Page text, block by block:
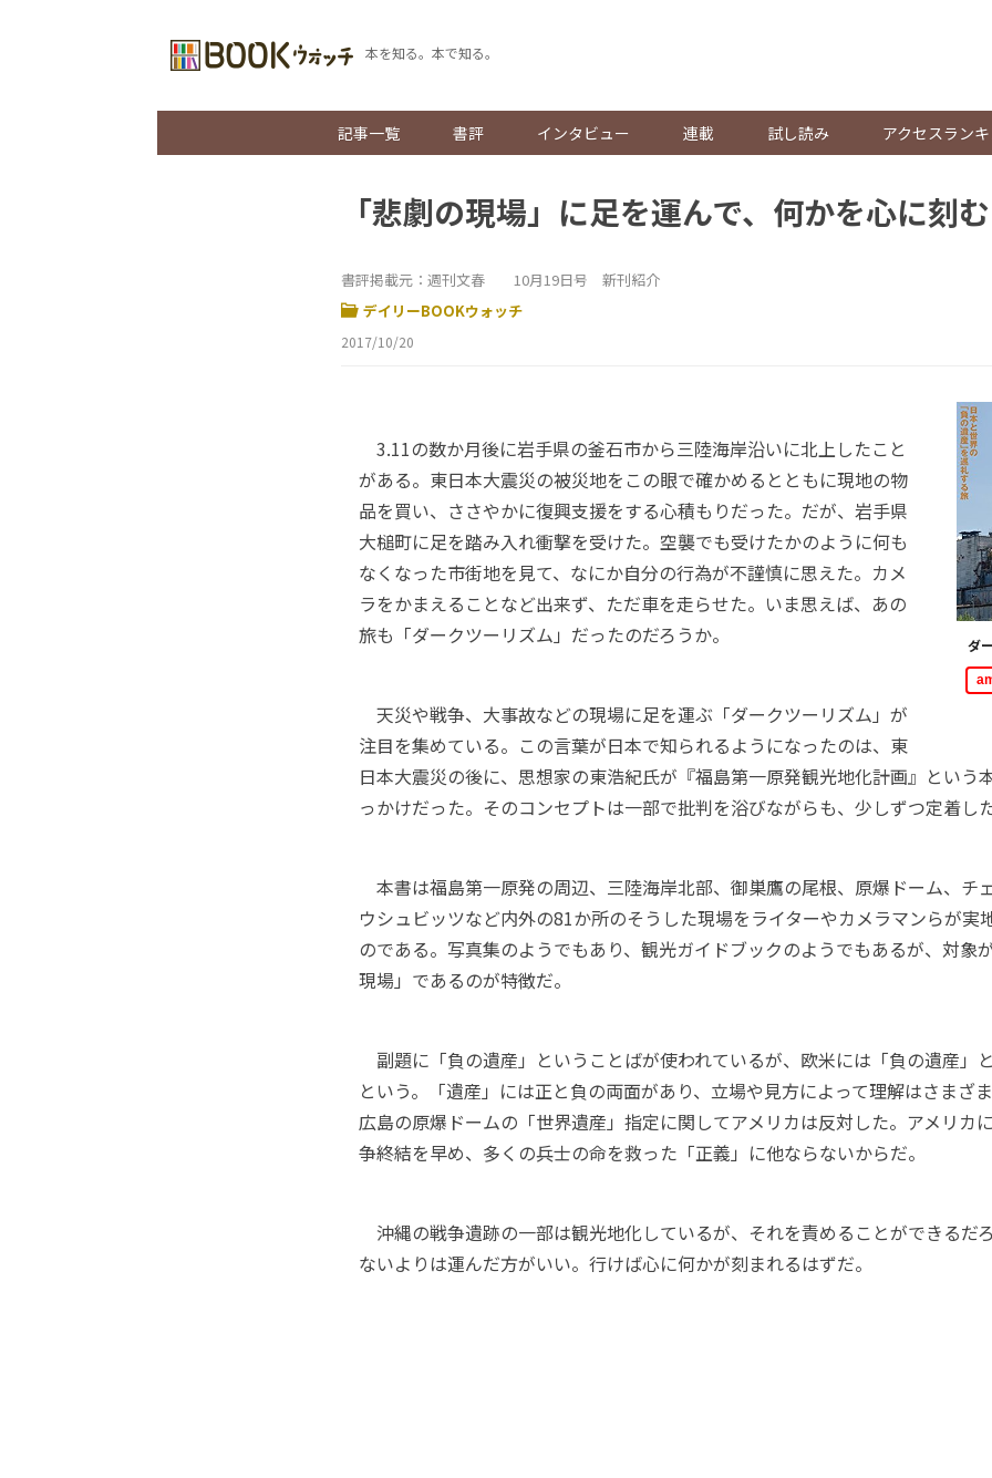
本を知る。本で知る。
記事一覧 書評 インタビュー 連載 試し読み アクセスラン
「悲劇の現場」に足を運んで、何かを心に刻む
書評掲載元：週刊文春 10月19日号 新刊紹介
デイリーBOOKウォッチ
2017/10/20
ダ
3.11の数か月後に岩手県の釜石市から三陸海岸沿いに北上したこと
がある。東日本大震災の被災地をこの眼で確かめるとともに現地の物
品を買い、ささやかに復興支援をする心積もりだった。だが、岩手県
大槌町に足を踏み入れ衝撃を受けた。空襲でも受けたかのように何も
なくなった市街地を見て、なにか自分の行為が不謹慎に思えた。カメ
ラをかまえることなど出来ず、ただ車を走らせた。いま思えば、あの
旅も「ダークツーリズム」だったのだろうか。
天災や戦争、大事故などの現場に足を運ぶ「ダークツーリズム」が
注目を集めている。この言葉が日本で知られるようになったのは、東
日本大震災の後に、思想家の東浩紀氏が『福島第一原発観光地化計画』という
っかけだった。そのコンセプトは一部で批判を浴びながらも、少しずつ定着した
本書は福島第一原発の周辺、三陸海岸北部、御巣鷹の尾根、原爆ドーム、チ
ウシュビッツなど内外の81か所のそうした現場をライターやカメラマンらが実
のである。写真集のようでもあり、観光ガイドブックのようでもあるが、対象
現場」であるのが特徴だ。
副題に「負の遺産」ということばが使われているが、欧米には「負の遺産」
という。「遺産」には正と負の両面があり、立場や見方によって理解はさまざ
広島の原爆ドームの「世界遺産」指定に関してアメリカは反対した。アメリカ
争終結を早め、多くの兵士の命を救った「正義」に他ならないからだ。
沖縄の戦争遺跡の一部は観光地化しているが、それを責めることができるだ
ないよりは運んだ方がいい。行けば心に何かが刻まれるはずだ。